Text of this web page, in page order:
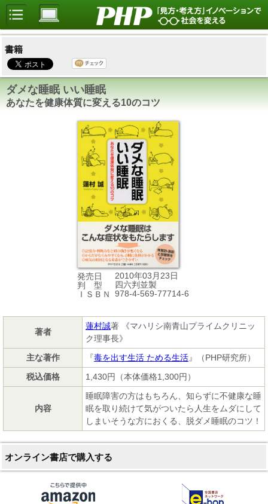
書籍
ダメな睡眠 いい睡眠
あなたを健康体質に変える10のコツ
発売日
2010年03月23日
判 型
四六判並製
ＩＳＢＮ
978-4-569-77714-6
著者
蓮村誠著 《マハリシ南青山プライムクリニッ
ク理事長》
主な著作
『毒を出す生活 ためる生活』（PHP研究所）
税込価格
1,430円（本体価格1,300円）
内容
睡眠障害の方はもちろん、知らずに不健康な睡
眠を取り続けて気がついたら人生をムダにして
しまいそうな方におくる、脱ダメ睡眠のコツ！
オンライン書店で購入する